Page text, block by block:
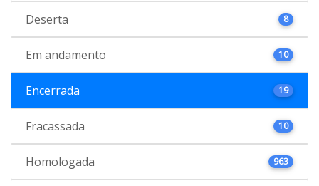
Deserta 8
Em andamento 10
Encerrada 19
Fracassada 10
Homologada 963